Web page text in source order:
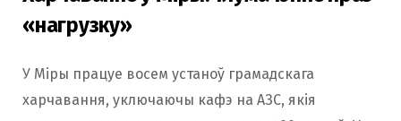
«нагрузку»
У Міры працуе восем устаноў грамадскага
харчавання, уключаючы кафэ на АЗС, якія